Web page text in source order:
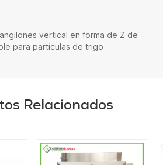
vertical en forma de Z de
para partículas de trigo
Relacionados